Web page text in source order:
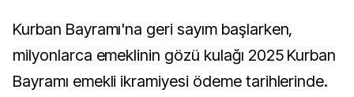
Kurban Bayramı'na geri sayım başlarken,
milyonlarca emeklinin gözü kulağı 2025 Kurban
Bayramı emekli ikramiyesi ödeme tarihlerinde.